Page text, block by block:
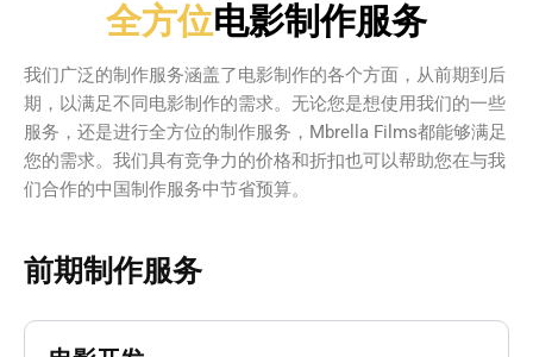
全方位电影制作服务
我们广泛的制作服务涵盖了电影制作的各个方面，从前期到后
期，以满足不同电影制作的需求。无论您是想使用我们的一些
服务，还是进行全方位的制作服务，Mbrella Films都能够满足
您的需求。我们具有竞争力的价格和折扣也可以帮助您在与我
们合作的中国制作服务中节省预算。
前期制作服务